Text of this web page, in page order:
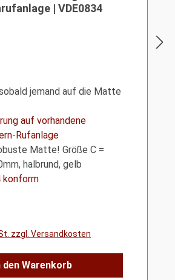
| VDE0834
jemand auf die Matte
auf vorhandene
Rufanlage
Matte! Größe C =
halbrund, gelb
konform
zzgl. Versandkosten
den Warenkorb